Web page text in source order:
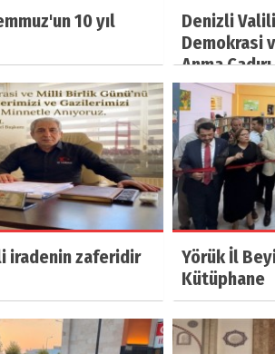
10 yıl
Denizli
Demokrasi
Anma
iradenin zaferidir
Yörük İl
Kütüphane